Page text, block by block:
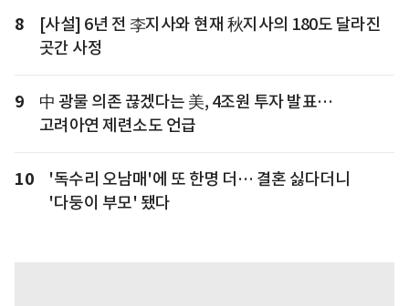
8
[사설] 6년 전 李지사와 현재 秋지사의 180도 달라진
곳간 사정
9
中 광물 의존 끊겠다는 美, 4조원 투자 발표…
고려아연 제련소도 언급
10
'독수리 오남매'에 또 한명 더… 결혼 싫다더니
'다둥이 부모' 됐다